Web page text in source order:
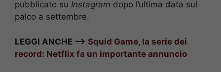
pubblicato su Instagram dopo l’ultima data sul
palco a settembre.
LEGGI ANCHE –> Squid Game, la serie dei
record: Netflix fa un importante annuncio